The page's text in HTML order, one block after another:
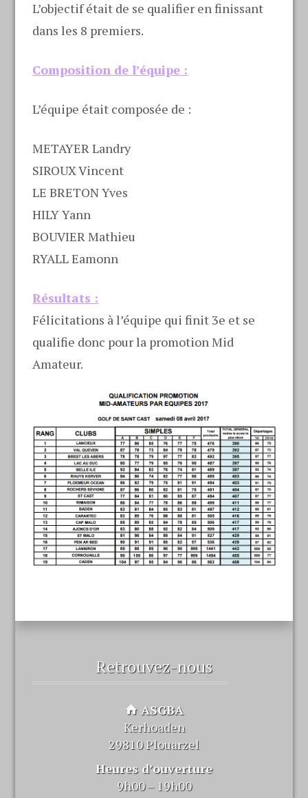
L’objectif était de se qualifier en finissant
dans les 8 premiers.
Composition de l’équipe :
L’équipe était composée de :
METAYER Landry
SIROUX Vincent
LE BRETON Yves
HILY Yann
BOUVIER Mathieu
RYALL Eamonn
Résultats :
Félicitations à l’équipe qui finit 3e et se
qualifie donc pour la promotion Mid
Amateur.
Retrouvez-nous
ASGBA
Kerhoaden
29810 Plouarzel
Heures d’ouverture
9h00 – 19h00